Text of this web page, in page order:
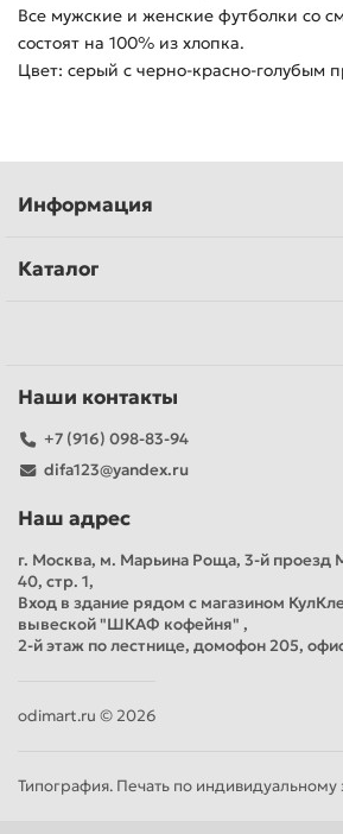
Все мужские и женские футболки со
состоят на 100% из хлопка.
Цвет: серый c черно-красно-голубым
Информация
Каталог
Наши контакты
+7 (916) 098-83-94
difa123@yandex.ru
Наш адрес
г. Москва, м. Марьина Роща, 3-й проезд
40, стр. 1,
Вход в здание рядом с магазином
вывеской "ШКАФ кофейня" ,
2-й этаж по лестнице, домофон 205,
odimart.ru © 2026
Типография. Печать по индивидуальному